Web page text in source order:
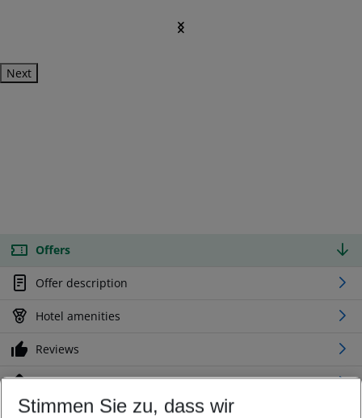
Next
Offers
Offer description
Hotel amenities
Reviews
Location
Stimmen Sie zu, dass wir